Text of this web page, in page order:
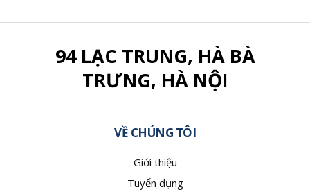
94 LẠC TRUNG, HÀ BÀ
TRƯNG, HÀ NỘI
VỀ CHÚNG TÔI
Giới thiệu
Tuyển dụng